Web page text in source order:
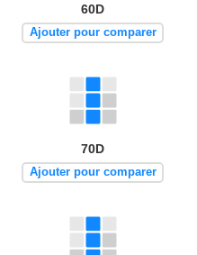
60D
Ajouter pour comparer
70D
Ajouter pour comparer